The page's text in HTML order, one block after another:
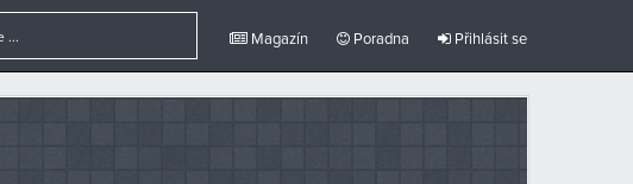
Magazín Poradna Přihlásit se